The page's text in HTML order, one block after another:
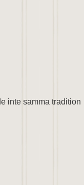
inte samma tradition